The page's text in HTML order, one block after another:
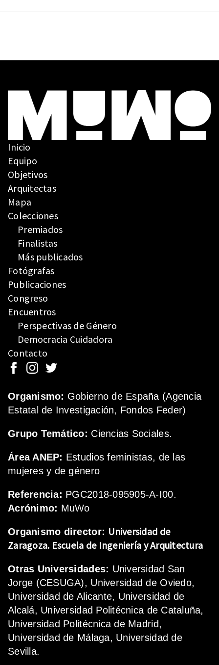
Inicio
Equipo
Objetivos
Arquitectas
Mapa
Colecciones
Premiados
Finalistas
Más publicados
Fotógrafas
Publicaciones
Congreso
Encuentros
Perspectivas de Género
Democracia Cuidadora
Contacto
Organismo: Gobierno de España (Agencia
Estatal de Investigación, Fondos Feder)
Grupo Temático: Ciencias Sociales.
Área ANEP: Estudios feministas, de las
mujeres y de género
Referencia: PGC2018-095905-A-I00.
Acrónimo: MuWo
Organismo director: Universidad de
Zaragoza. Escuela de Ingeniería y Arquitectura
Otras Universidades: Universidad San
Jorge (CESUGA), Universidad de Oviedo,
Universidad de Alicante, Universidad de
Alcalá, Universidad Politécnica de Cataluña,
Universidad Politécnica de Madrid,
Universidad de Málaga, Universidad de
Sevilla.